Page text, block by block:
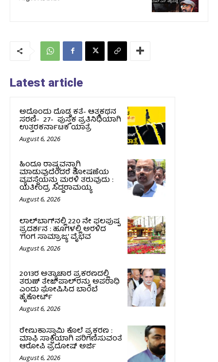
Latest article
ಅದೊಂದು ದೊಡ್ಡ ಕತೆ- ಆತ್ಮಕಥನ
ಸರಣಿ- 27- ಪುಸ್ತಕ ಪ್ರತಿನಿಧಿಯಾಗಿ
ಉತ್ತರಕರ್ನಾಟಕ ಯಾತ್ರೆ
August 6, 2026
ಹಿಂದೂ ರಾಷ್ಟ್ರವನ್ನಾಗಿ
ಮಾಡುವುದೆಂದರೆ ಶೋಷಣೆಯ
ವ್ಯವಸ್ಥೆಯನ್ನು ಮರಳಿ ತರುವುದು :
ಯತೀಂದ್ರ ಸಿದ್ದರಾಮಯ್ಯ
August 6, 2026
ಲಾಲ್‍ಬಾಗ್‍ನಲ್ಲಿ 220 ನೇ ಫಲಪುಷ್ಪ
ಪ್ರದರ್ಶನ : ಹೂಗಳಲ್ಲಿ ಅರಳಿದ
‘ಗಂಗ ಸಾಮ್ರಾಜ್ಯ’ ವೈಭವ
August 6, 2026
2013ರ ಅತ್ಯಾಚಾರ ಪ್ರಕರಣದಲ್ಲಿ
ತರುಣ್ ತೇಜ್‌ಪಾಲ್‌ರನ್ನು ಅಪರಾಧಿ
ಎಂದು ಘೋಷಿಸಿದ ಬಾಂಬೆ
ಹೈಕೋರ್ಟ್
August 6, 2026
ರೇಣುಕಾಸ್ವಾಮಿ ಕೊಲೆ ಪ್ರಕರಣ :
ಮಾಫಿ ಸಾಕ್ಷಿಯಾಗಿ ಪರಿಗಣಿಸುವಂತೆ
ಆರೋಪಿ ಪ್ರದೋಷ್‌ ಅರ್ಜಿ
August 6, 2026